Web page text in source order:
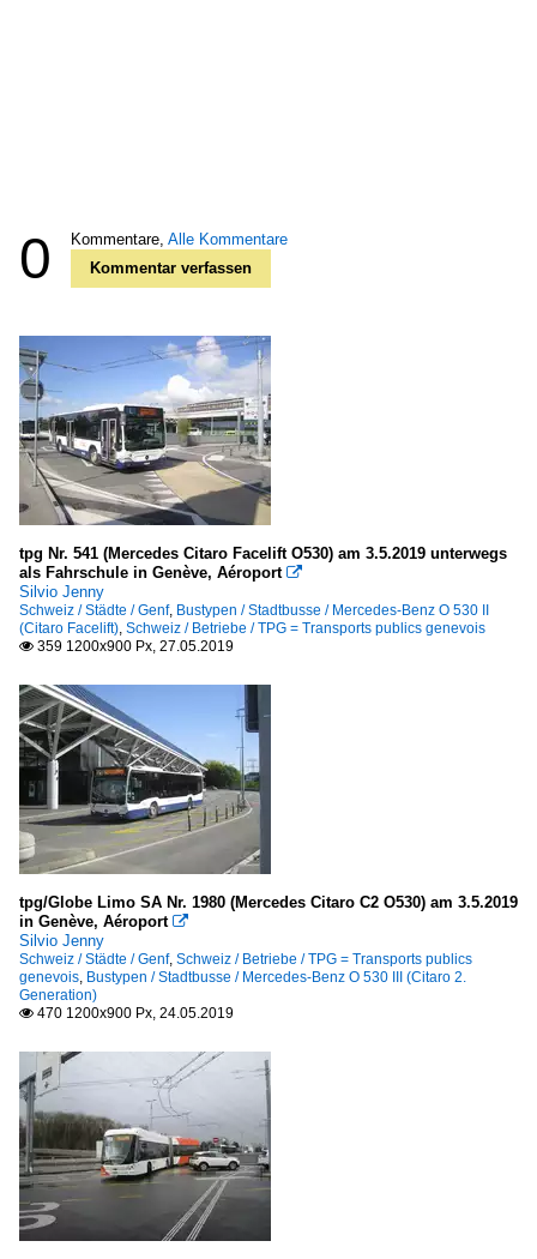
0 Kommentare, Alle Kommentare
Kommentar verfassen
tpg Nr. 541 (Mercedes Citaro Facelift O530) am 3.5.2019 unterwegs
als Fahrschule in Genève, Aéroport 
Silvio Jenny
Schweiz / Städte / Genf, Bustypen / Stadtbusse / Mercedes-Benz O 530 II
(Citaro Facelift), Schweiz / Betriebe / TPG = Transports publics genevois
 359 1200x900 Px, 27.05.2019
tpg/Globe Limo SA Nr. 1980 (Mercedes Citaro C2 O530) am 3.5.2019
in Genève, Aéroport 
Silvio Jenny
Schweiz / Städte / Genf, Schweiz / Betriebe / TPG = Transports publics
genevois, Bustypen / Stadtbusse / Mercedes-Benz O 530 III (Citaro 2.
Generation)
 470 1200x900 Px, 24.05.2019